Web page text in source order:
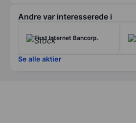
Andre var interesserede i
First Internet Bancorp.
Se alle aktier